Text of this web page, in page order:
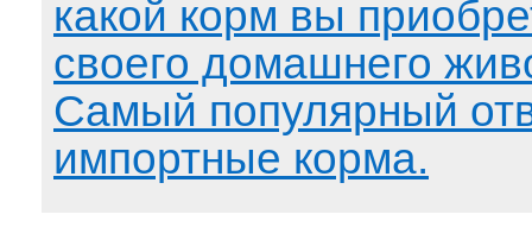
какой корм вы
своего домашнего
Самый популярный
импортные корма.